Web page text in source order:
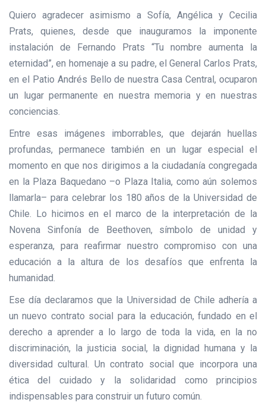
Quiero agradecer asimismo a Sofía, Angélica y Cecilia
Prats, quienes, desde que inauguramos la imponente
instalación de Fernando Prats “Tu nombre aumenta la
eternidad”, en homenaje a su padre, el General Carlos Prats,
en el Patio Andrés Bello de nuestra Casa Central, ocuparon
un lugar permanente en nuestra memoria y en nuestras
conciencias.
Entre esas imágenes imborrables, que dejarán huellas
profundas, permanece también en un lugar especial el
momento en que nos dirigimos a la ciudadanía congregada
en la Plaza Baquedano –o Plaza Italia, como aún solemos
llamarla– para celebrar los 180 años de la Universidad de
Chile. Lo hicimos en el marco de la interpretación de la
Novena Sinfonía de Beethoven, símbolo de unidad y
esperanza, para reafirmar nuestro compromiso con una
educación a la altura de los desafíos que enfrenta la
humanidad.
Ese día declaramos que la Universidad de Chile adhería a
un nuevo contrato social para la educación, fundado en el
derecho a aprender a lo largo de toda la vida, en la no
discriminación, la justicia social, la dignidad humana y la
diversidad cultural. Un contrato social que incorpora una
ética del cuidado y la solidaridad como principios
indispensables para construir un futuro común.